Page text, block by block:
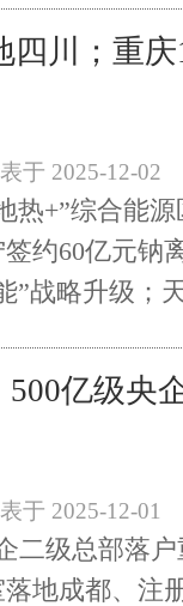
四川；重
于 2025-12-02
热+”综合能
约60亿元钠
”战略升级；
500亿级央
于 2025-12-01
二级总部落
地成都、注